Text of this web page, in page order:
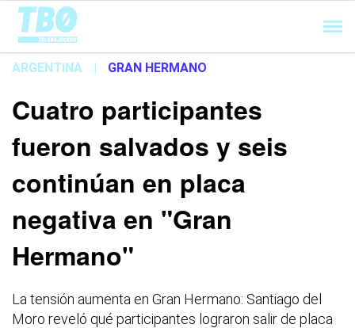
Cargando...
ARGENTINA | GRAN HERMANO
Cuatro participantes
fueron salvados y seis
continúan en placa
negativa en "Gran
Hermano"
La tensión aumenta en Gran Hermano: Santiago del
Moro reveló qué participantes lograron salir de placa